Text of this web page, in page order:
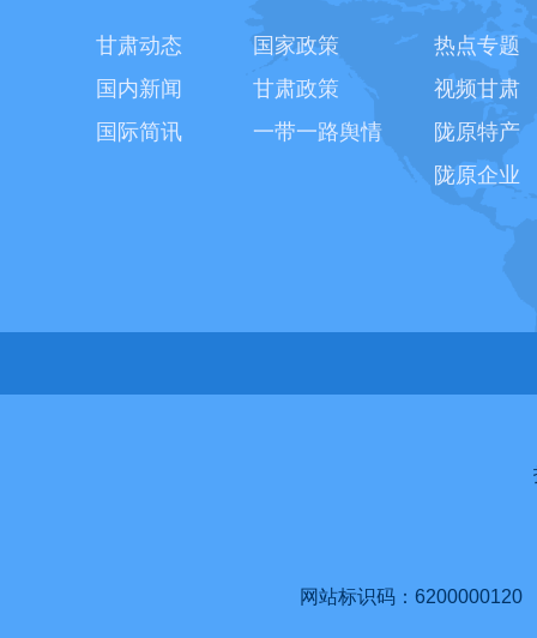
甘肃动态
国内新闻
国际简讯
国家政策
甘肃政策
一带一路舆情
热点专题
视频甘肃
陇原特产
陇原企业
网站标识码：6200000120